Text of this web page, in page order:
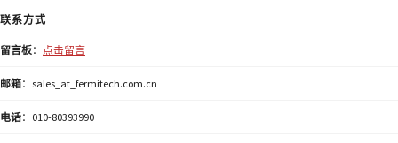
联系方式
留言板： 点击留言
邮箱：sales_at_fermitech.com.cn
电话：010-80393990